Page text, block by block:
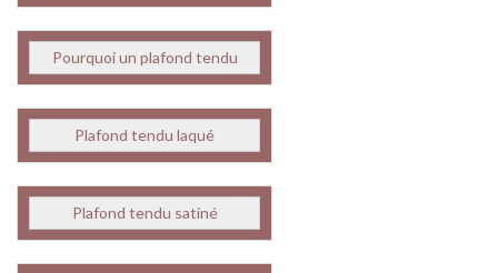
Pourquoi un plafond tendu
Plafond tendu laqué
Plafond tendu satiné